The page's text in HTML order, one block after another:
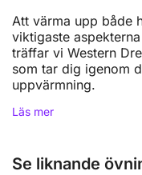
Att värma upp både
viktigaste
träffar vi Western
som tar dig igenom
uppvärmning.
Läs mer
Se liknande